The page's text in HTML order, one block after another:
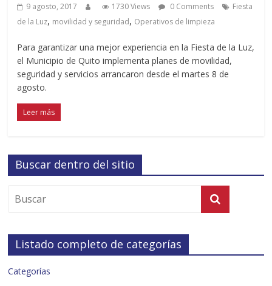
9 agosto, 2017 1730 Views 0 Comments
Fiesta
de la Luz, movilidad y seguridad, Operativos de limpieza
Para garantizar una mejor experiencia en la Fiesta de la Luz,
el Municipio de Quito implementa planes de movilidad,
seguridad y servicios arrancaron desde el martes 8 de
agosto.
Leer más
Buscar dentro del sitio
Listado completo de categorías
Categorías